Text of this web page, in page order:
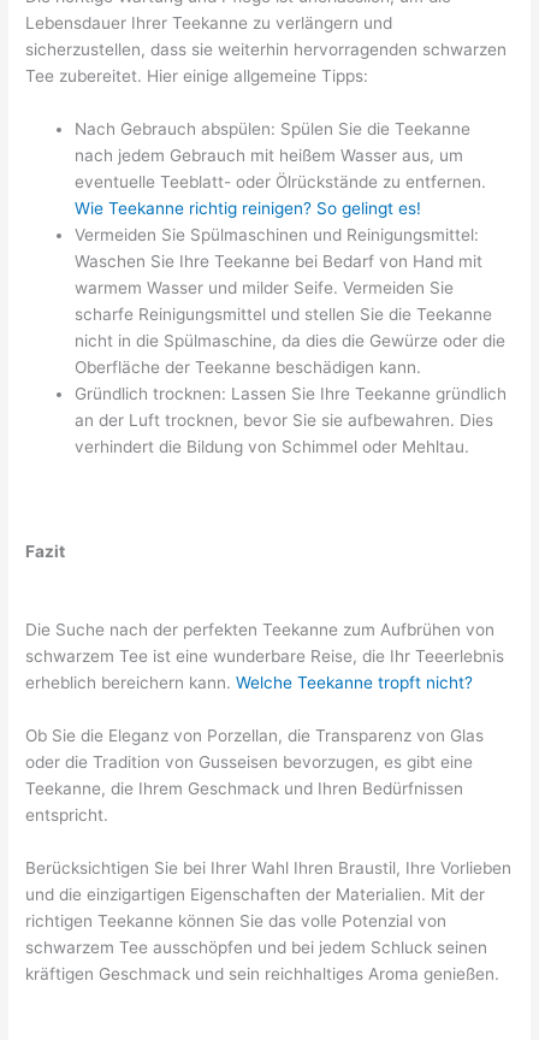
Lebensdauer Ihrer Teekanne zu verlängern und
sicherzustellen, dass sie weiterhin hervorragenden schwarzen
Tee zubereitet. Hier einige allgemeine Tipps:
Nach Gebrauch abspülen: Spülen Sie die Teekanne
nach jedem Gebrauch mit heißem Wasser aus, um
eventuelle Teeblatt- oder Ölrückstände zu entfernen.
Wie Teekanne richtig reinigen? So gelingt es!
Vermeiden Sie Spülmaschinen und Reinigungsmittel:
Waschen Sie Ihre Teekanne bei Bedarf von Hand mit
warmem Wasser und milder Seife. Vermeiden Sie
scharfe Reinigungsmittel und stellen Sie die Teekanne
nicht in die Spülmaschine, da dies die Gewürze oder die
Oberfläche der Teekanne beschädigen kann.
Gründlich trocknen: Lassen Sie Ihre Teekanne gründlich
an der Luft trocknen, bevor Sie sie aufbewahren. Dies
verhindert die Bildung von Schimmel oder Mehltau.
Fazit
Die Suche nach der perfekten Teekanne zum Aufbrühen von
schwarzem Tee ist eine wunderbare Reise, die Ihr Teeerlebnis
erheblich bereichern kann.Welche Teekanne tropft nicht?
Ob Sie die Eleganz von Porzellan, die Transparenz von Glas
oder die Tradition von Gusseisen bevorzugen, es gibt eine
Teekanne, die Ihrem Geschmack und Ihren Bedürfnissen
entspricht.
Berücksichtigen Sie bei Ihrer Wahl Ihren Braustil, Ihre Vorlieben
und die einzigartigen Eigenschaften der Materialien. Mit der
richtigen Teekanne können Sie das volle Potenzial von
schwarzem Tee ausschöpfen und bei jedem Schluck seinen
kräftigen Geschmack und sein reichhaltiges Aroma genießen.